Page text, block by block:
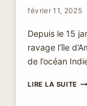
février 11, 2025
Depuis le 15
ravage l’île
de l’océan
LIRE LA SUITEUN